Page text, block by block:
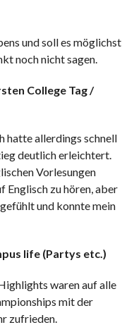
und soll es möglichst
noch nicht sagen.
College Tag /
hatte allerdings schnell
deutlich erleichtert.
Vorlesungen
Englisch zu hören, aber
und konnte mein
life (Partys etc.)
waren auf alle
mit der
zufrieden.